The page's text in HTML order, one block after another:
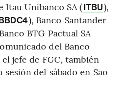
Itau Unibanco SA (ITBU),
), Banco Santander
BTG Pactual SA
del Banco
jefe de FGC, también
del sábado en Sao